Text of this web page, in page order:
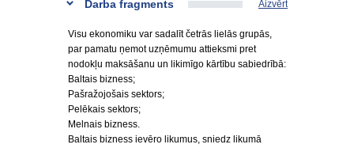
Darba fragments Aizvērt
Visu ekonomiku var sadalīt četrās lielās grupās,
par pamatu ņemot uzņēmumu attieksmi pret
nodokļu maksāšanu un likimīgo kārtību sabiedrībā:
Baltais bizness;
Pašražojošais sektors;
Pelēkais sektors;
Melnais bizness.
Baltais bizness ievēro likumus, sniedz likumā